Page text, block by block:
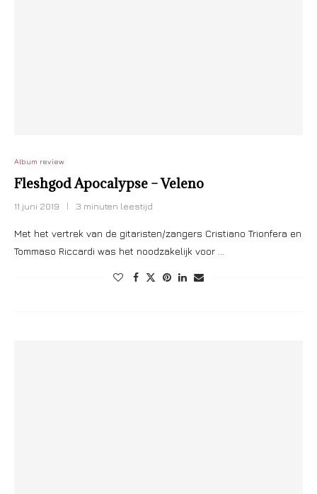
Album review
Fleshgod Apocalypse – Veleno
11 juni 2019 3 minuten leestijd
Met het vertrek van de gitaristen/zangers Cristiano Trionfera en
Tommaso Riccardi was het noodzakelijk voor …